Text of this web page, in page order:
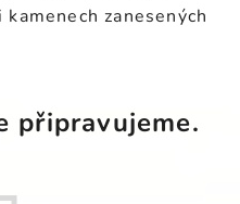
zanesených
připravujeme.